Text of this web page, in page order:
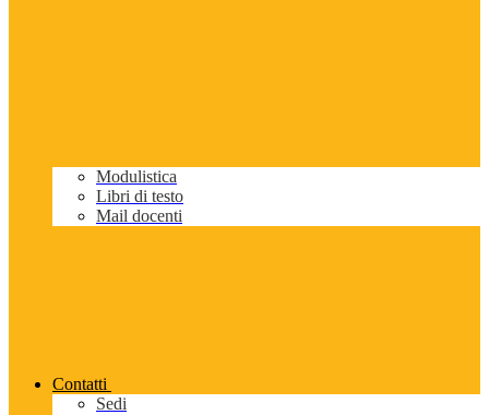
Modulistica
Libri di testo
Mail docenti
Contatti
Sedi